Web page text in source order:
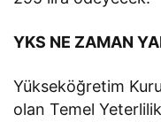
YKS NE ZAMAN
Yükseköğretim
olan Temel